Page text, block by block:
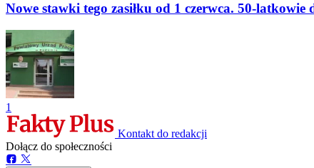
Nowe stawki tego zasiłku od 1 czerwca. 50-latkowie
1
Kontakt do redakcji
Dołącz do społeczności